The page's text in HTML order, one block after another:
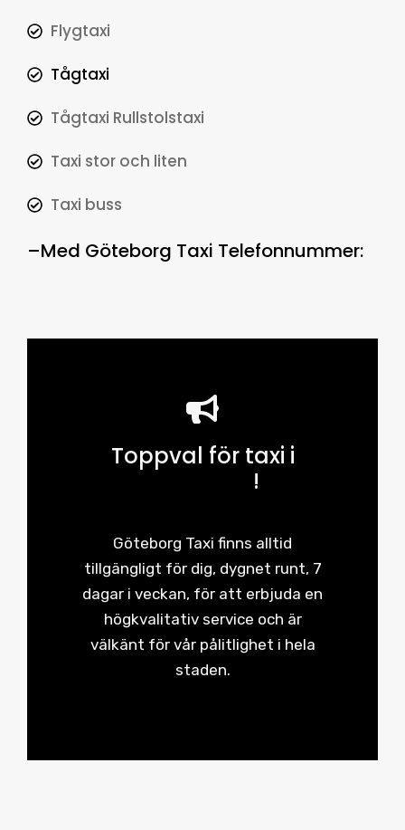
Flygtaxi
Tågtaxi
Tågtaxi Rullstolstaxi
Taxi stor och liten
Taxi buss
–Med Göteborg Taxi Telefonnummer:
Toppval för taxi i
!
Göteborg Taxi finns alltid
tillgängligt för dig, dygnet runt, 7
dagar i veckan, för att erbjuda en
högkvalitativ service och är
välkänt för vår pålitlighet i hela
staden.